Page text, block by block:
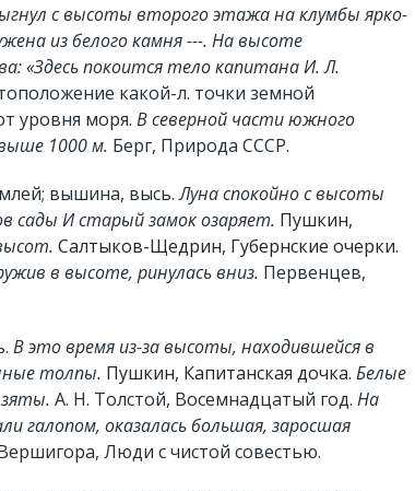
с высоты второго этажа на клумбы ярко-
из белого камня ---. На высоте
«Здесь покоится тело капитана И. Л.
какой-л. точки земной
уровня моря. В северной части южного
1000 м. Берг, Природа СССР.
вышина, высь.Луна спокойно с высоты
сады И старый замок озаряет. Пушкин,
Салтыков-Щедрин, Губернские очерки.
в высоте, ринулась вниз. Первенцев,
В это время из-за высоты, находившейся в
толпы. Пушкин, Капитанская дочка. Белые
А. Н. Толстой, Восемнадцатый год. На
галопом, оказалась большая, заросшая
Люди с чистой совестью.